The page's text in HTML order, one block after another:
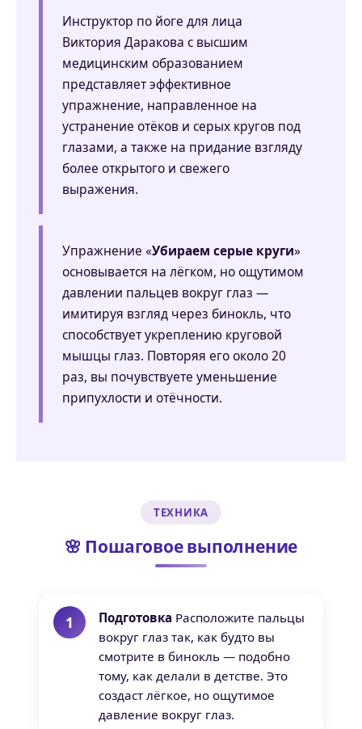
Инструктор по йоге для лица
Виктория Даракова с высшим
медицинским образованием
представляет эффективное
упражнение, направленное на
устранение отёков и серых кругов под
глазами, а также на придание взгляду
более открытого и свежего
выражения.
Упражнение «Убираем серые круги»
основывается на лёгком, но ощутимом
давлении пальцев вокруг глаз —
имитируя взгляд через бинокль, что
способствует укреплению круговой
мышцы глаз. Повторяя его около 20
раз, вы почувствуете уменьшение
припухлости и отёчности.
ТЕХНИКА
🌸 Пошаговое выполнение
Подготовка Расположите пальцы
вокруг глаз так, как будто вы
смотрите в бинокль — подобно
тому, как делали в детстве. Это
создаст лёгкое, но ощутимое
давление вокруг глаз.